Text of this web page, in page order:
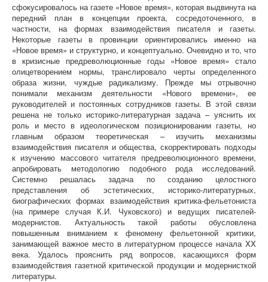
сфокусировалось на газете «Новое время», которая выдвинута на
передний план в концепции проекта, сосредоточенного, в
частности, на формах взаимодействия писателя и газеты.
Некоторые газеты в провинции ориентировались именно на
«Новое время» и структурно, и концептуально. Очевидно и то, что
в кризисные предреволюционные годы «Новое время» стало
олицетворением нормы, транслировало черты определенного
образа жизни, чуждые радикализму. Прежде мы отрывочно
понимали механизм деятельности «Нового времени», ее
руководителей и постоянных сотрудников газеты. В этой связи
решена не только историко-литературная задача – уяснить их
роль и место в идеологическом позиционировании газеты, но
главным образом теоретическая – изучить механизмы
взаимодействия писателя и общества, скорректировать подходы
к изучению массового читателя предреволюционного времени,
апробировать методологию подобного рода исследований.
Системно решалась задача по созданию целостного
представления об эстетических, историко-литературных,
биографических формах взаимодействия критика-фельетониста
(на примере случая К.И. Чуковского) и ведущих писателей-
модернистов. Актуальность такой работы обусловлена
повышенным вниманием к феномену фельетонной критики,
занимающей важное место в литературном процессе начала XX
века. Удалось прояснить ряд вопросов, касающихся форм
взаимодействия газетной критической продукции и модернисткой
литературы.